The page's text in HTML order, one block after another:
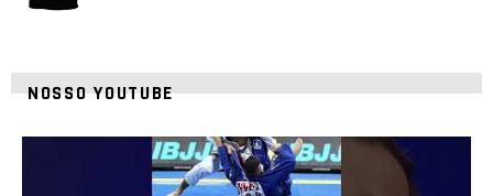
NOSSO YOUTUBE